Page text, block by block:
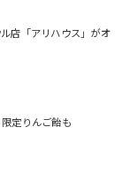
店「アリハウス」がオ
定りんご飴も